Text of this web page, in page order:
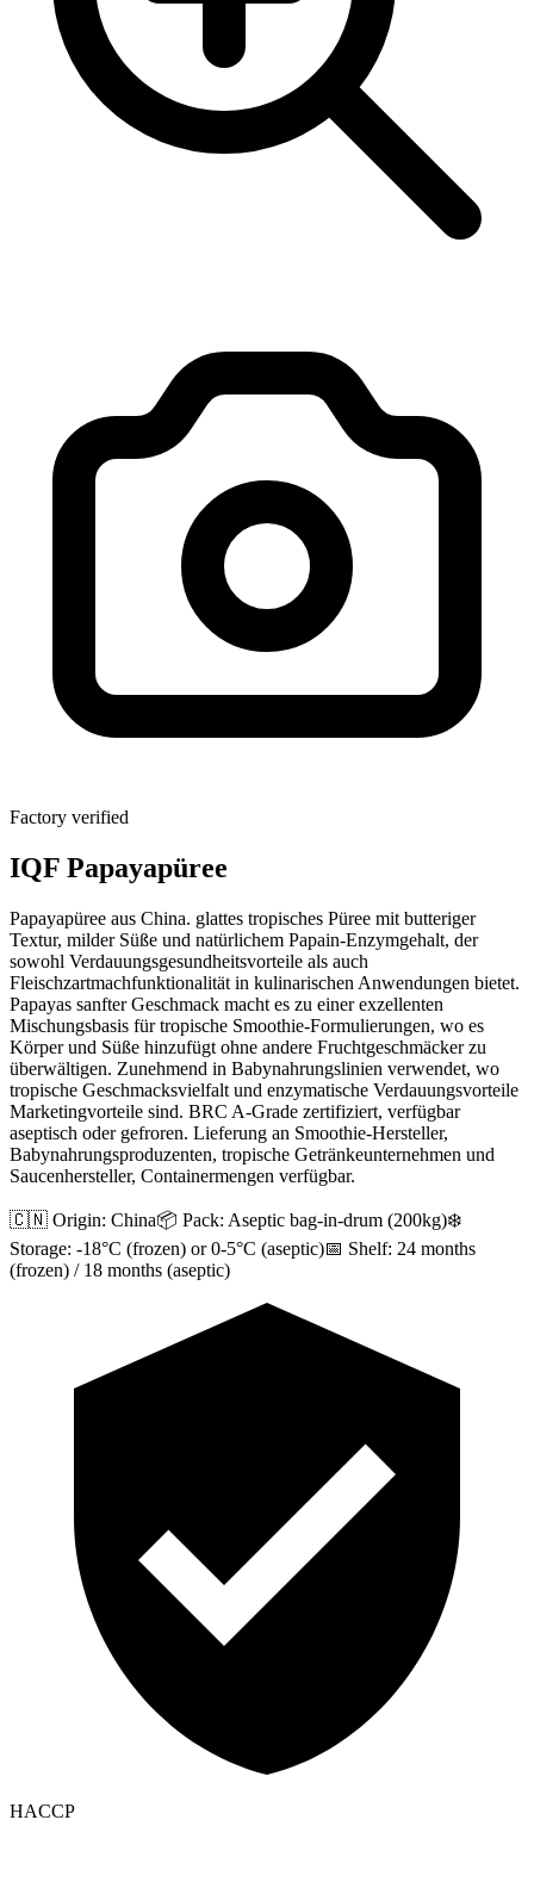
Factory verified
IQF Papayapüree
Papayapüree aus China. glattes tropisches Püree mit butteriger
Textur, milder Süße und natürlichem Papain-Enzymgehalt, der
sowohl Verdauungsgesundheitsvorteile als auch
Fleischzartmachfunktionalität in kulinarischen Anwendungen bietet.
Papayas sanfter Geschmack macht es zu einer exzellenten
Mischungsbasis für tropische Smoothie-Formulierungen, wo es
Körper und Süße hinzufügt ohne andere Fruchtgeschmäcker zu
überwältigen. Zunehmend in Babynahrungslinien verwendet, wo
tropische Geschmacksvielfalt und enzymatische Verdauungsvorteile
Marketingvorteile sind. BRC A-Grade zertifiziert, verfügbar
aseptisch oder gefroren. Lieferung an Smoothie-Hersteller,
Babynahrungsproduzenten, tropische Getränkeunternehmen und
Saucenhersteller, Containermengen verfügbar.
🇨🇳 Origin: China📦 Pack: Aseptic bag-in-drum (200kg)❄️
Storage: -18°C (frozen) or 0-5°C (aseptic)📅 Shelf: 24 months
(frozen) / 18 months (aseptic)
HACCP